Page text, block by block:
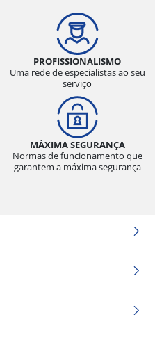
PROFISSIONALISMO
Uma rede de especialistas ao seu
serviço
MÁXIMA SEGURANÇA
Normas de funcionamento que
garantem a máxima segurança